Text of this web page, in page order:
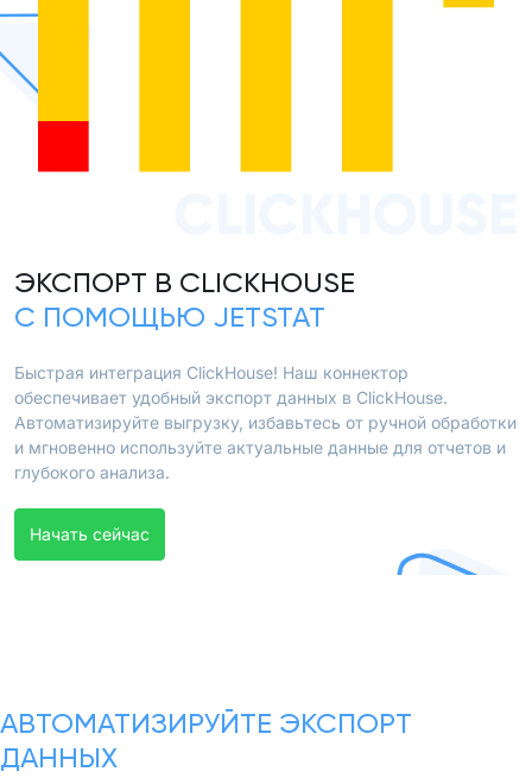
ЭКСПОРТ В CLICKHOUSE
С ПОМОЩЬЮ JETSTAT
Быстрая интеграция ClickHouse! Наш коннектор
обеспечивает удобный экспорт данных в ClickHouse.
Автоматизируйте выгрузку, избавьтесь от ручной обработки
и мгновенно используйте актуальные данные для отчетов и
глубокого анализа.
Начать сейчас
АВТОМАТИЗИРУЙТЕ ЭКСПОРТ
ДАННЫХ